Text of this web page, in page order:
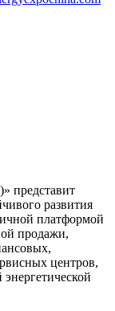
представит
развития
платформой
продажи,
центров,